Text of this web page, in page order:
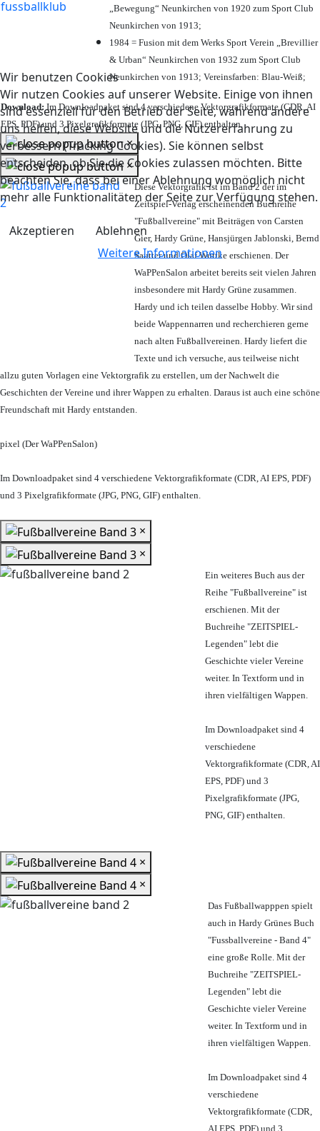
Wir benutzen Cookies
Wir nutzen Cookies auf unserer Website. Einige von ihnen
sind essenziell für den Betrieb der Seite, während andere
uns helfen, diese Website und die Nutzererfahrung zu
verbessern (Tracking Cookies). Sie können selbst
entscheiden, ob Sie die Cookies zulassen möchten. Bitte
beachten Sie, dass bei einer Ablehnung womöglich nicht
mehr alle Funktionalitäten der Seite zur Verfügung stehen.
Akzeptieren
Ablehnen
Weitere Informationen
„Bewegung“ Neunkirchen von 1920 zum Sport Club
Neunkirchen von 1913;
1984 = Fusion mit dem Werks Sport Verein „Brevillier
& Urban“ Neunkirchen von 1932 zum Sport Club
Neunkirchen von 1913; Vereinsfarben: Blau-Weiß;
Download: Im Downloadpaket sind 4 verschiedene Vektorgrafikformate (CDR, AI
EPS, PDF) und 3 Pixelgrafikformate (JPG, PNG, GIF) enthalten.
×
×
Diese Vektorgrafik ist im Band 2 der im
Zeitspiel-Verlag erscheinenden Buchreihe
"Fußballvereine" mit Beiträgen von Carsten
Gier, Hardy Grüne, Hansjürgen Jablonski, Bernd
Sautter und Olaf Wuttke erschienen. Der
WaPPenSalon arbeitet bereits seit vielen Jahren
insbesondere mit Hardy Grüne zusammen.
Hardy und ich teilen dasselbe Hobby. Wir sind
beide Wappennarren und recherchieren gerne
nach alten Fußballvereinen. Hardy liefert die
Texte und ich versuche, aus teilweise nicht
allzu guten Vorlagen eine Vektorgrafik zu erstellen, um der Nachwelt die
Geschichten der Vereine und ihrer Wappen zu erhalten. Daraus ist auch eine schöne
Freundschaft mit Hardy entstanden.
pixel (Der WaPPenSalon)
Im Downloadpaket sind 4 verschiedene Vektorgrafikformate (CDR, AI EPS, PDF)
und 3 Pixelgrafikformate (JPG, PNG, GIF) enthalten.
×
×
Ein weiteres Buch aus der
Reihe "Fußballvereine" ist
erschienen. Mit der
Buchreihe "ZEITSPIEL-
Legenden" lebt die
Geschichte vieler Vereine
weiter. In Textform und in
ihren vielfältigen Wappen.
Im Downloadpaket sind 4
verschiedene
Vektorgrafikformate (CDR, AI
EPS, PDF) und 3
Pixelgrafikformate (JPG,
PNG, GIF) enthalten.
×
×
Das Fußballwapppen spielt
auch in Hardy Grünes Buch
"Fussballvereine - Band 4"
eine große Rolle. Mit der
Buchreihe "ZEITSPIEL-
Legenden" lebt die
Geschichte vieler Vereine
weiter. In Textform und in
ihren vielfältigen Wappen.
Im Downloadpaket sind 4
verschiedene
Vektorgrafikformate (CDR,
AI EPS, PDF) und 3